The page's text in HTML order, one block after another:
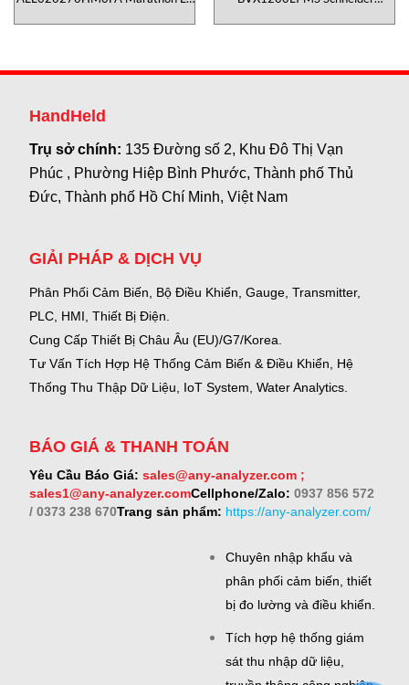
HandHeld
Trụ sở chính: 135 Đường số 2, Khu Đô Thị Vạn
Phúc , Phường Hiệp Bình Phước, Thành phố Thủ
Đức, Thành phố Hồ Chí Minh, Việt Nam
GIẢI PHÁP & DỊCH VỤ
Phân Phối Cảm Biến, Bộ Điều Khiển, Gauge, Transmitter,
PLC, HMI, Thiết Bị Điện.
Cung Cấp Thiết Bị Châu Âu (EU)/G7/Korea.
Tư Vấn Tích Hợp Hệ Thống Cảm Biến & Điều Khiển, Hệ
Thống Thu Thập Dữ Liệu, IoT System, Water Analytics.
BÁO GIÁ & THANH TOÁN
Yêu Cầu Báo Giá: sales@any-analyzer.com ;
sales1@any-analyzer.comCellphone/Zalo: 0937 856 572
/ 0373 238 670Trang sản phẩm: https://any-analyzer.com/
Chuyên nhập khẩu và
phân phối cảm biến, thiết
bị đo lường và điều khiển.
Tích hợp hệ thống giám
sát thu nhập dữ liệu,